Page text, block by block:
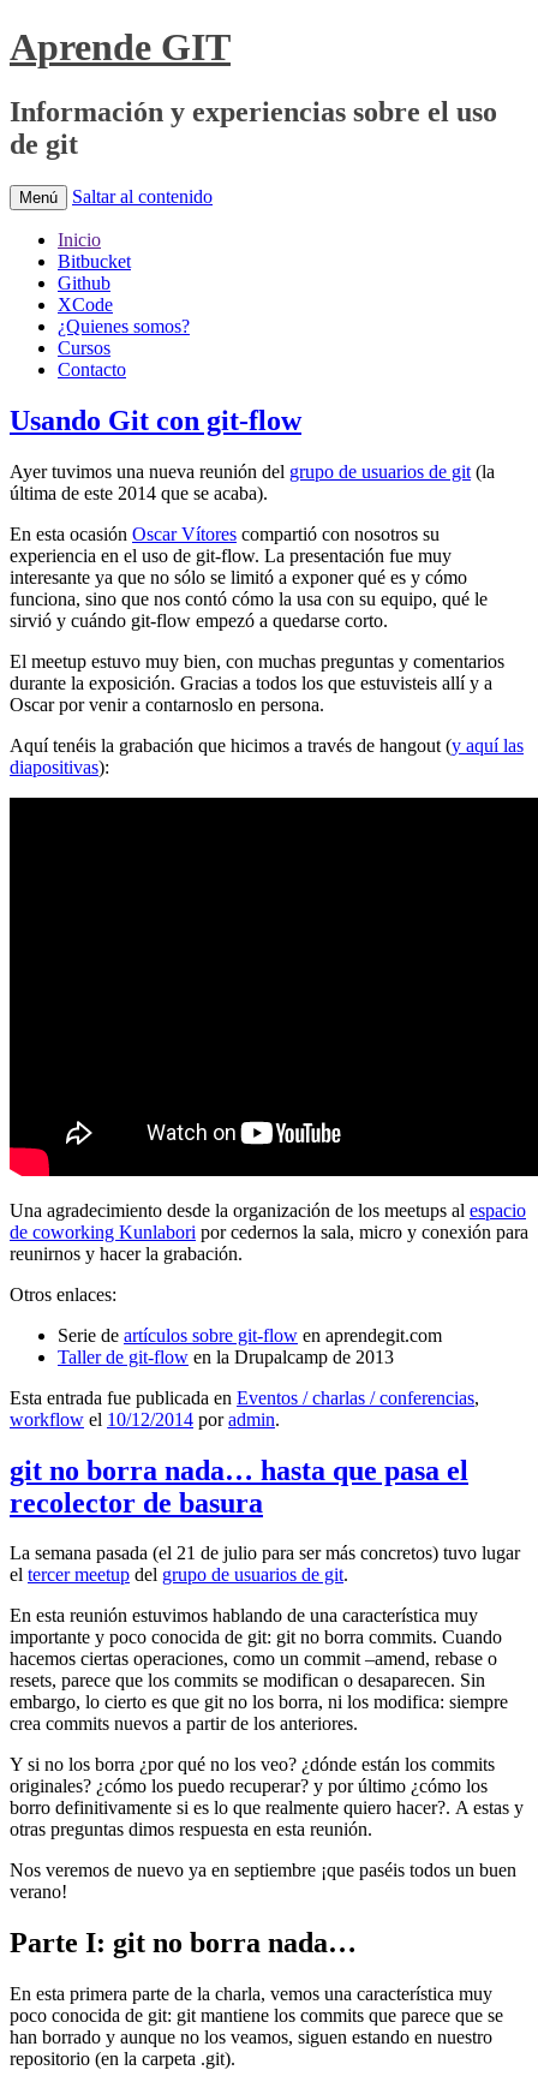
Aprende GIT
Información y experiencias sobre el uso
de git
Menú Saltar al contenido
Inicio
Bitbucket
Github
XCode
¿Quienes somos?
Cursos
Contacto
Usando Git con git-flow
Ayer tuvimos una nueva reunión del grupo de usuarios de git (la
última de este 2014 que se acaba).
En esta ocasión Oscar Vítores compartió con nosotros su
experiencia en el uso de git-flow. La presentación fue muy
interesante ya que no sólo se limitó a exponer qué es y cómo
funciona, sino que nos contó cómo la usa con su equipo, qué le
sirvió y cuándo git-flow empezó a quedarse corto.
El meetup estuvo muy bien, con muchas preguntas y comentarios
durante la exposición. Gracias a todos los que estuvisteis allí y a
Oscar por venir a contarnoslo en persona.
Aquí tenéis la grabación que hicimos a través de hangout (y aquí las
diapositivas):
Una agradecimiento desde la organización de los meetups al espacio
de coworking Kunlabori por cedernos la sala, micro y conexión para
reunirnos y hacer la grabación.
Otros enlaces:
Serie de artículos sobre git-flow en aprendegit.com
Taller de git-flow en la Drupalcamp de 2013
Esta entrada fue publicada en Eventos / charlas / conferencias,
workflow el 10/12/2014 poradmin.
git no borra nada… hasta que pasa el
recolector de basura
La semana pasada (el 21 de julio para ser más concretos) tuvo lugar
el tercer meetup del grupo de usuarios de git.
En esta reunión estuvimos hablando de una característica muy
importante y poco conocida de git: git no borra commits. Cuando
hacemos ciertas operaciones, como un commit –amend, rebase o
resets, parece que los commits se modifican o desaparecen. Sin
embargo, lo cierto es que git no los borra, ni los modifica: siempre
crea commits nuevos a partir de los anteriores.
Y si no los borra ¿por qué no los veo? ¿dónde están los commits
originales? ¿cómo los puedo recuperar? y por último ¿cómo los
borro definitivamente si es lo que realmente quiero hacer?. A estas y
otras preguntas dimos respuesta en esta reunión.
Nos veremos de nuevo ya en septiembre ¡que paséis todos un buen
verano!
Parte I: git no borra nada…
En esta primera parte de la charla, vemos una característica muy
poco conocida de git: git mantiene los commits que parece que se
han borrado y aunque no los veamos, siguen estando en nuestro
repositorio (en la carpeta .git).